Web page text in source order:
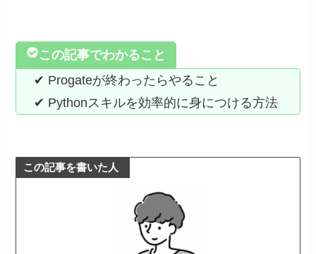
この記事でわかること
✔︎ Progateが終わったらやること
✔︎ Pythonスキルを効率的に身につける方法
この記事を書いた人